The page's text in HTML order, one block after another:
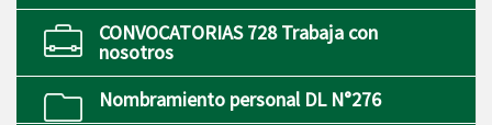
CONVOCATORIAS 728 Trabaja con
nosotros
Nombramiento personal DL N°276